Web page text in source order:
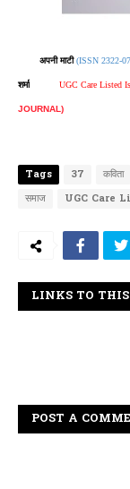
अपनी माटी(ISSN 2322-
शर्मा UGC Care Listed
JOURNAL)
Tags 37 कविता
समाज
UGC Care
LINKS TO THIS
POST A